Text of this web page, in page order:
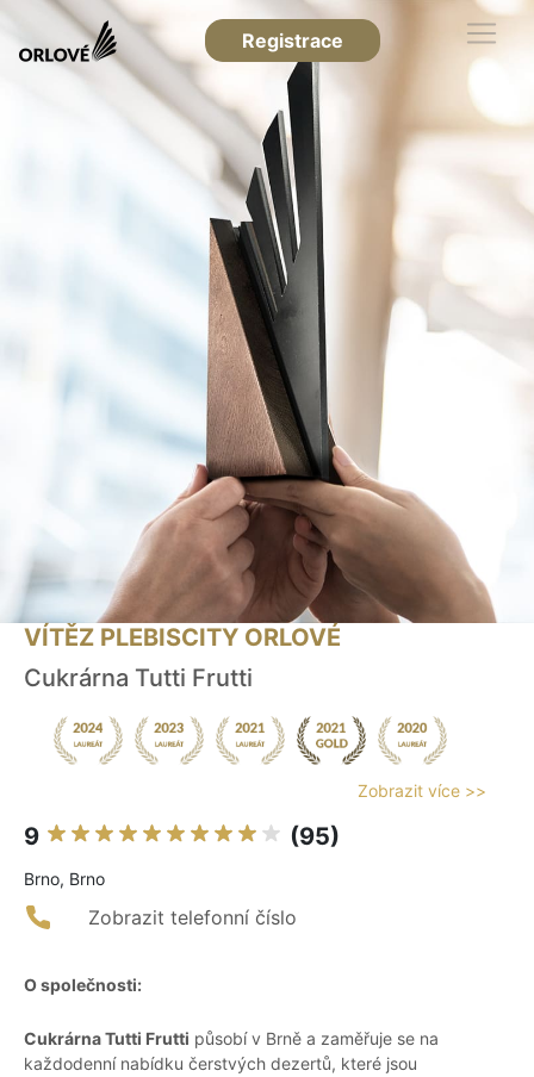
Registrace
VÍTĚZ PLEBISCITY ORLOVÉ
Cukrárna Tutti Frutti
Zobrazit více >>
9 (95)
Brno, Brno
Zobrazit telefonní číslo
O společnosti:
Cukrárna Tutti Frutti působí v Brně a zaměřuje se na
každodenní nabídku čerstvých dezertů, které jsou